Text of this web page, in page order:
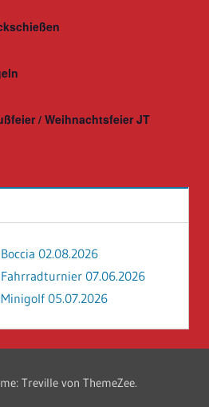
/ Weihnachtsfeier JT
02.08.2026
07.06.2026
05.07.2026
Treville von ThemeZee.